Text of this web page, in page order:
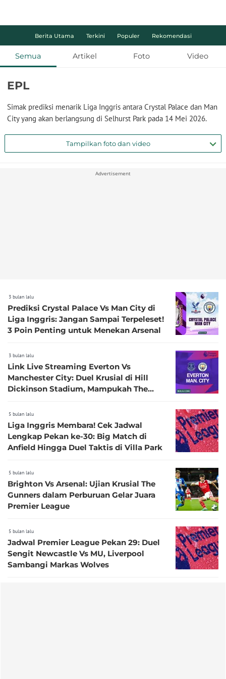
Berita Utama Terkini Populer Rekomendasi
Semua Artikel Foto Video
EPL
Simak prediksi menarik Liga Inggris antara Crystal Palace dan Man
City yang akan berlangsung di Selhurst Park pada 14 Mei 2026.
Tampilkan foto dan video
Advertisement
3 bulan lalu
Prediksi Crystal Palace Vs Man City di
Liga Inggris: Jangan Sampai Terpeleset!
3 Poin Penting untuk Menekan Arsenal
3 bulan lalu
Link Live Streaming Everton Vs
Manchester City: Duel Krusial di Hill
Dickinson Stadium, Mampukah The
5 bulan lalu
Liga Inggris Membara! Cek Jadwal
Lengkap Pekan ke-30: Big Match di
Anfield Hingga Duel Taktis di Villa Park
5 bulan lalu
Brighton Vs Arsenal: Ujian Krusial The
Gunners dalam Perburuan Gelar Juara
Premier League
5 bulan lalu
Jadwal Premier League Pekan 29: Duel
Sengit Newcastle Vs MU, Liverpool
Sambangi Markas Wolves